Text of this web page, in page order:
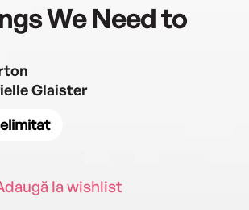
We Need to
Glaister
la wishlist